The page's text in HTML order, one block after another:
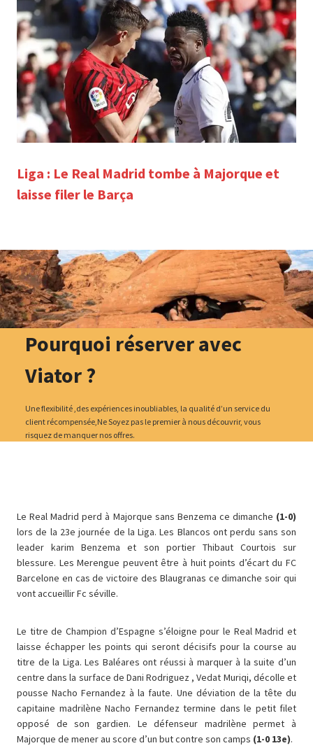
Liga : Le Real Madrid tombe à Majorque et
laisse filer le Barça
Pourquoi réserver avec
Viator ?
Une flexibilité ,des expériences inoubliables, la qualité d’un service du
client récompensée,Ne Soyez pas le premier à nous découvrir, vous
risquez de manquer nos offres.
Le Real Madrid perd à Majorque sans Benzema ce dimanche (1-0)
lors de la 23e journée de la Liga. Les Blancos ont perdu sans son
leader karim Benzema et son portier Thibaut Courtois sur
blessure. Les Merengue peuvent être à huit points d’écart du FC
Barcelone en cas de victoire des Blaugranas ce dimanche soir qui
vont accueillir Fc séville.
Le titre de Champion d’Espagne s’éloigne pour le Real Madrid et
laisse échapper les points qui seront décisifs pour la course au
titre de la Liga. Les Baléares ont réussi à marquer à la suite d’un
centre dans la surface de Dani Rodriguez , Vedat Muriqi, décolle et
pousse Nacho Fernandez à la faute. Une déviation de la tête du
capitaine madrilène Nacho Fernandez termine dans le petit filet
opposé de son gardien. Le défenseur madrilène permet à
Majorque de mener au score d’un but contre son camps (1-0 13e).